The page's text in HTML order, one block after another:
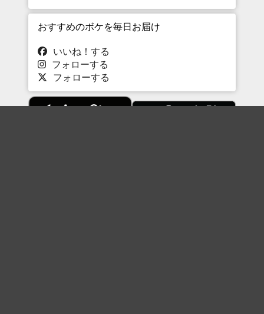
おすすめのボケを毎日お届け
いいね！する
フォローする
フォローする